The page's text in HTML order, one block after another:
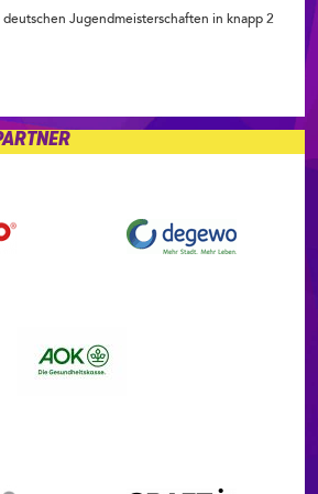
Jugendmeisterschaften in knapp 2